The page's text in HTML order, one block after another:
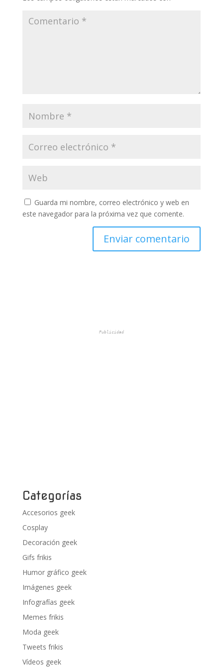
Guarda mi nombre, correo electrónico y web en
este navegador para la próxima vez que comente.
Publicidad
Categorías
Accesorios geek
Cosplay
Decoración geek
Gifs frikis
Humor gráfico geek
Imágenes geek
Infografías geek
Memes frikis
Moda geek
Tweets frikis
Vídeos geek